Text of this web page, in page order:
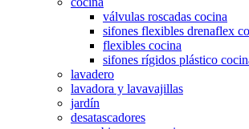
válvulas roscadas cocina
sifones flexibles drenaflex
flexibles cocina
sifones rígidos plástico
lavadero
lavadora y lavavajillas
jardín
desatascadores